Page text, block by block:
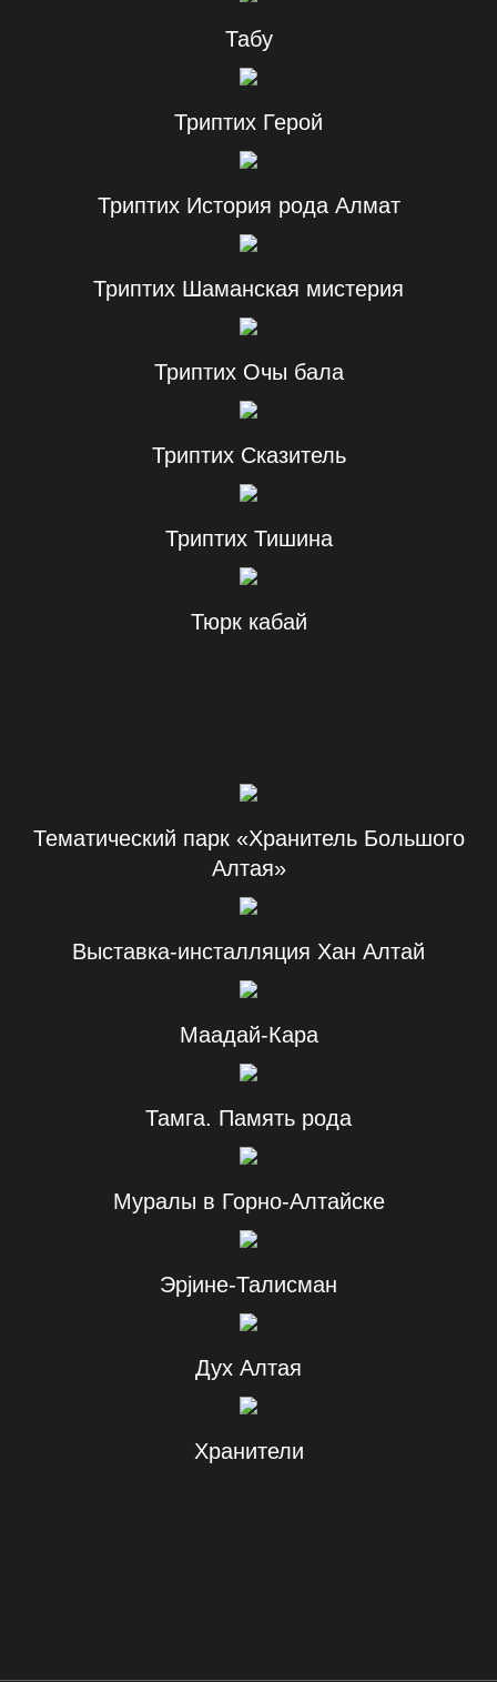
Табу
Триптих Герой
Триптих История рода Алмат
Триптих Шаманская мистерия
Триптих Очы бала
Триптих Сказитель
Триптих Тишина
Тюрк кабай
Тематический парк «Хранитель Большого
Алтая»
Выставка-инсталляция Хан Алтай
Маадай-Кара
Тамга. Память рода
Муралы в Горно-Алтайске
Эрjине-Талисман
Дух Алтая
Хранители